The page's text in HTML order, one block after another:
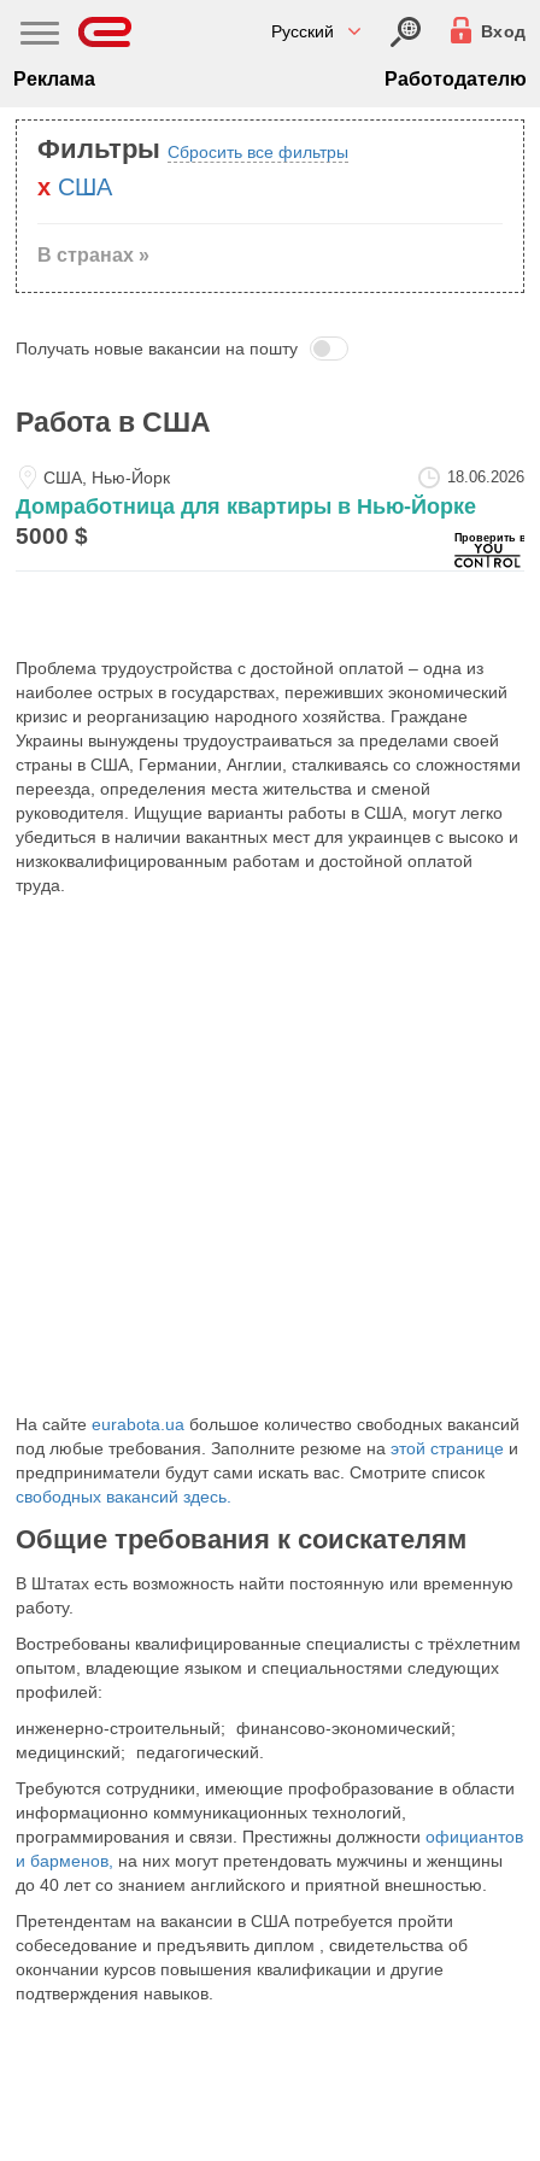
Русский Вход
Реклама Работодателю
Фильтры Сбросить все фильтры
США
В странах »
Получать новые вакансии на пошту
Работа в США
США, Нью-Йорк 18.06.2026
Домработница для квартиры в Нью-Йорке
5000 $
Проблема трудоустройства с достойной оплатой – одна из
наиболее острых в государствах, переживших экономический
кризис и реорганизацию народного хозяйства. Граждане
Украины вынуждены трудоустраиваться за пределами своей
страны в США, Германии, Англии, сталкиваясь со сложностями
переезда, определения места жительства и сменой
руководителя. Ищущие варианты работы в США, могут легко
убедиться в наличии вакантных мест для украинцев с высоко и
низкоквалифицированным работам и достойной оплатой
труда.
На сайте eurabota.ua большое количество свободных вакансий
под любые требования. Заполните резюме на этой странице и
предприниматели будут сами искать вас. Смотрите список
свободных вакансий здесь.
Общие требования к соискателям
В Штатах есть возможность найти постоянную или временную
работу.
Востребованы квалифицированные специалисты с трёхлетним
опытом, владеющие языком и специальностями следующих
профилей:
инженерно-строительный;
финансово-экономический;
медицинский;
педагогический.
Требуются сотрудники, имеющие профобразование в области
информационно коммуникационных технологий,
программирования и связи. Престижны должности официантов
и барменов, на них могут претендовать мужчины и женщины
до 40 лет со знанием английского и приятной внешностью.
Претендентам на вакансии в США потребуется пройти
собеседование и предъявить диплом , свидетельства об
окончании курсов повышения квалификации и другие
подтверждения навыков.